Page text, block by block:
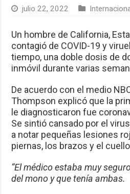
julio 22, 2022
Un hombre de California,
contagió de COVID-19 y
tiempo, una doble dosis de
inmóvil durante varias
De acuerdo con el medio
Thompson explicó que la
le diagnosticaron fue
Se sintió cansado por el
a notar pequeñas lesiones
piernas, los brazos y el
“El médico estaba muy
del mono y que tenía ambas.